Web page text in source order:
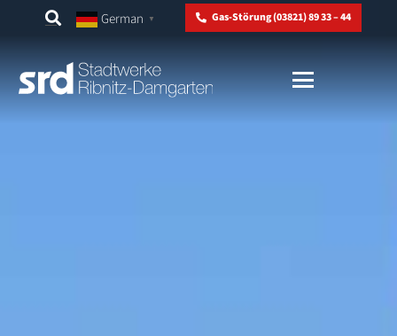
German ▼ Gas-Störung (03821) 89 33 – 44